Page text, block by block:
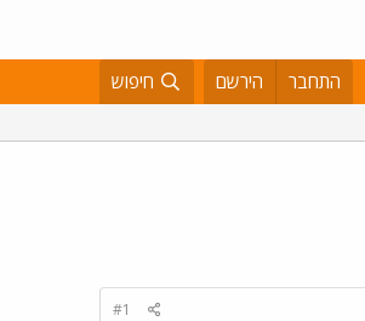
התחבר הירשם חיפוש
#1